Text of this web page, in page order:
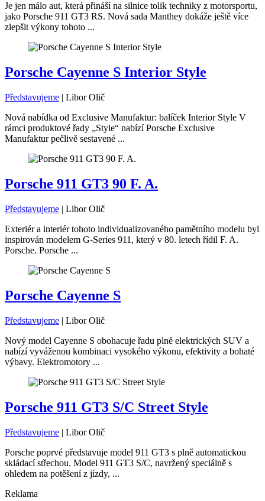
Je jen málo aut, která přináší na silnice tolik techniky z motorsportu,
jako Porsche 911 GT3 RS. Nová sada Manthey dokáže ještě více
zlepšit výkony tohoto ...
Porsche Cayenne S Interior Style
Představujeme | Libor Olič
Nová nabídka od Exclusive Manufaktur: balíček Interior Style V
rámci produktové řady „Style“ nabízí Porsche Exclusive
Manufaktur pečlivě sestavené ...
Porsche 911 GT3 90 F. A.
Představujeme | Libor Olič
Exteriér a interiér tohoto individualizovaného pamětního modelu byl
inspirován modelem G-Series 911, který v 80. letech řídil F. A.
Porsche. Porsche ...
Porsche Cayenne S
Představujeme | Libor Olič
Nový model Cayenne S obohacuje řadu plně elektrických SUV a
nabízí vyváženou kombinaci vysokého výkonu, efektivity a bohaté
výbavy. Elektromotory ...
Porsche 911 GT3 S/C Street Style
Představujeme | Libor Olič
Porsche poprvé představuje model 911 GT3 s plně automatickou
skládací střechou. Model 911 GT3 S/C, navržený speciálně s
ohledem na potěšení z jízdy, ...
Reklama